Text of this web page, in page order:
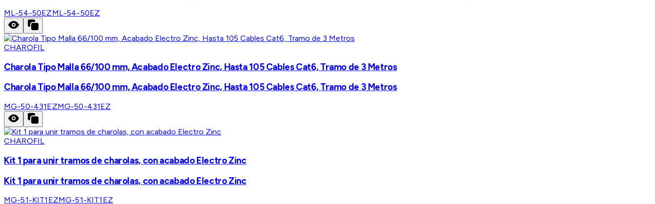
ML-54-50EZML-54-50EZ
CHAROFIL
Charola Tipo Malla 66/100 mm, Acabado Electro Zinc, Hasta 105 Cables Cat6, Tramo de 3 Metros
Charola Tipo Malla 66/100 mm, Acabado Electro Zinc, Hasta 105 Cables Cat6, Tramo de 3 Metros
MG-50-431EZMG-50-431EZ
CHAROFIL
Kit 1 para unir tramos de charolas, con acabado Electro Zinc
Kit 1 para unir tramos de charolas, con acabado Electro Zinc
MG-51-KIT1EZMG-51-KIT1EZ